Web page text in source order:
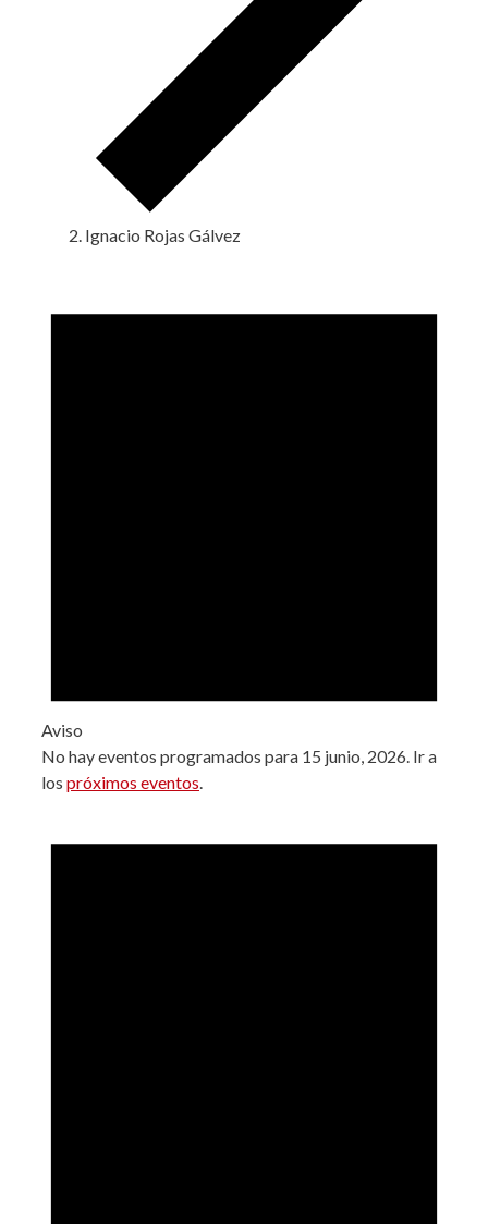
Ignacio Rojas Gálvez
en
Aviso
No hay eventos programados para 15 junio, 2026. Ir a
los próximos eventos